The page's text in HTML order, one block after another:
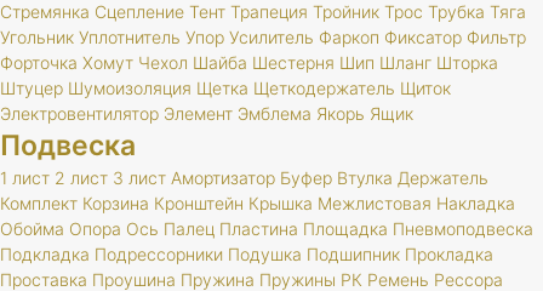
Стремянка Сцепление Тент Трапеция Тройник Трос Трубка Тяга
Угольник Уплотнитель Упор Усилитель Фаркоп Фиксатор Фильтр
Форточка Хомут Чехол Шайба Шестерня Шип Шланг Шторка
Штуцер Шумоизоляция Щетка Щеткодержатель Щиток
Электровентилятор Элемент Эмблема Якорь Ящик
Подвеска
1 лист 2 лист 3 лист Амортизатор Буфер Втулка Держатель
Комплект Корзина Кронштейн Крышка Межлистовая Накладка
Обойма Опора Ось Палец Пластина Площадка Пневмоподвеска
Подкладка Подрессорники Подушка Подшипник Прокладка
Проставка Проушина Пружина Пружины РК Ремень Рессора